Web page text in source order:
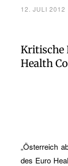
12. JULI 2012
Kri­ti­sche
Health
„Ös­ter­reich
des Euro